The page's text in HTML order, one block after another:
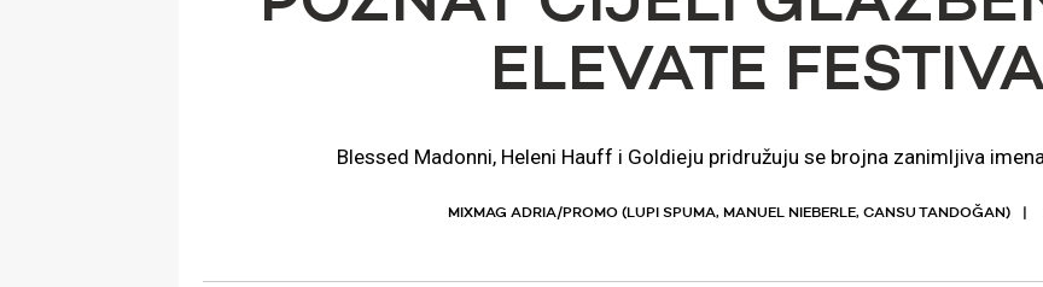
ELEVATE
Blessed Madonni, Heleni Hauff i Goldieju pridružuju se brojna zanimljiva
MIXMAG ADRIA/PROMO (LUPI SPUMA, MANUEL NIEBERLE, CANSU TANDOĞAN)